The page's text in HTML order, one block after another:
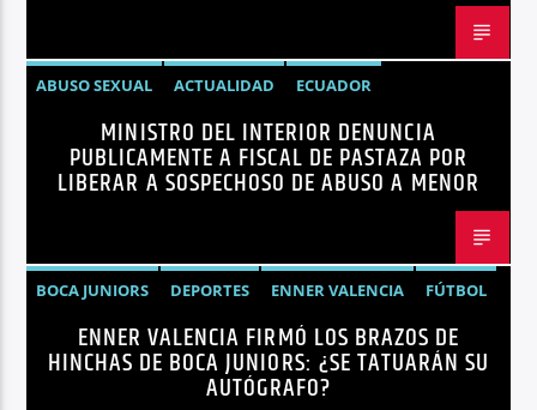
ABUSO SEXUAL ACTUALIDAD
ECUADOR
JOHN REIMBERG
MINISTRO DEL INTERIOR
NOTICIAS
SEGURIDAD
MINISTRO DEL INTERIOR DENUNCIA
PUBLICAMENTE A FISCAL DE PASTAZA POR
LIBERAR A SOSPECHOSO DE ABUSO A MENOR
BOCA JUNIORS DEPORTES ENNER VALENCIA
FÚTBOL
NOTICIASENNER VALENCIA FIRMÓ LOS BRAZOS DE
HINCHAS DE BOCA JUNIORS: ¿SE TATUARÁN SU
AUTÓGRAFO?